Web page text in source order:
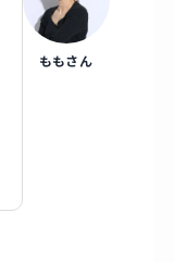
ももさん